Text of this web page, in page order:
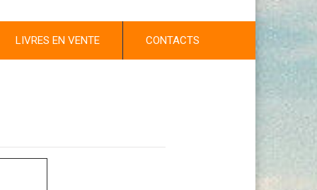
LIVRES EN VENTE CONTACTS